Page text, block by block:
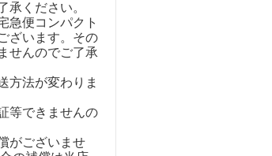
承ください。
急便コンパクト
ざいます。その
せんのでご了承
方法が変わりま
等できませんの
がございませ